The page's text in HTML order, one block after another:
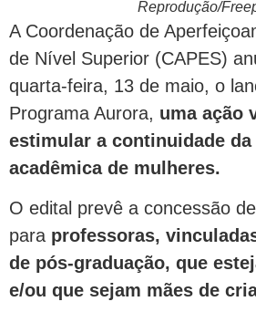
Reprodução/
A Coordenação de
de Nível Superior (CAPES)
quarta-feira, 13 de maio, o
Programa Aurora, uma ação
estimular a continuidade
acadêmica de mulheres.
O edital prevê a concessão
para professoras,
de pós-graduação, que
e/ou que sejam mães de